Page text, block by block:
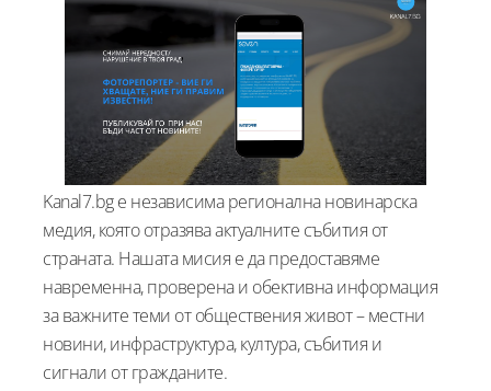
Kanal7.bg е независима регионална новинарска
медия, която отразява актуалните събития от
страната. Нашата мисия е да предоставяме
навременна, проверена и обективна информация
за важните теми от обществения живот – местни
новини, инфраструктура, култура, събития и
сигнали от гражданите.